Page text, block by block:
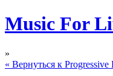
Music For
»
« Вернуться к Progressive